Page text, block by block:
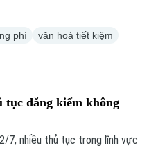
phí văn hoá tiết kiệm
tục đăng kiểm không
7, nhiều thủ tục trong lĩnh vực